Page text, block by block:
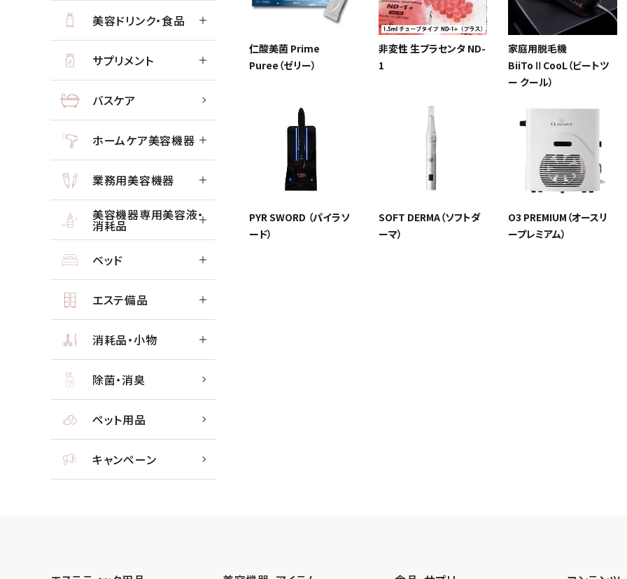
仁酸美菌 Prime
Puree（ゼリー）
非変性 生プラセンタ ND-
1
家庭用脱毛機
BiiToⅡCooL（ビートツ
ー クール）
PYR SWORD （パイラソ
ード）
SOFT DERMA（ソフトダ
ーマ）
O3 PREMIUM（オースリ
ープレミアム）
美容ドリンク・食品
サプリメント
バスケア
ホームケア美容機器
業務用美容機器
美容機器専用美容液・
消耗品
ベッド
エステ備品
消耗品・小物
除菌・消臭
ペット用品
キャンペーン